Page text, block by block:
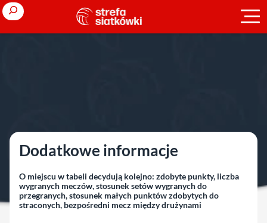
Przejdź
do
treści
Search
Dodatkowe informacje
O miejscu w tabeli decydują kolejno: zdobyte punkty, liczba
wygranych meczów, stosunek setów wygranych do
przegranych, stosunek małych punktów zdobytych do
straconych, bezpośredni mecz między drużynami